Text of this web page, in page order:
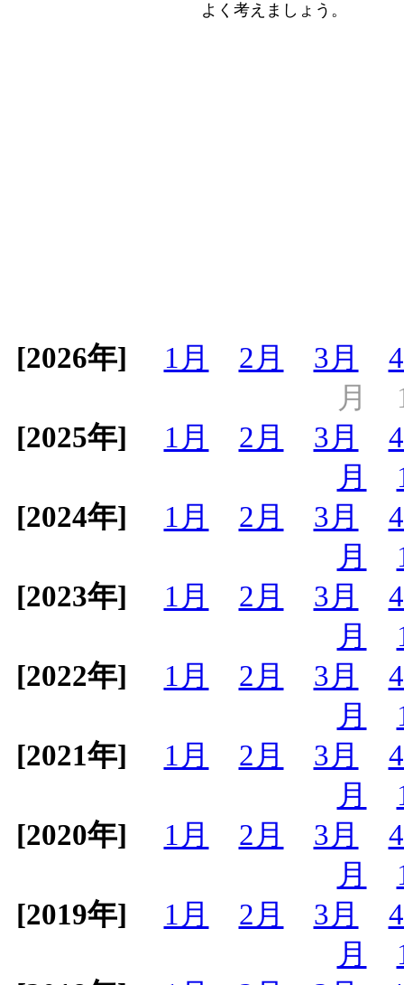
よく考えましょう。
[2026年] 1月 2月 3月
月
[2025年]
1月 2月 3月
月
[2024年]
1月 2月 3月
月
[2023年]
1月 2月 3月
月
[2022年]
1月 2月 3月
月
[2021年]
1月 2月 3月
月
[2020年]
1月 2月 3月
月
[2019年]
1月 2月 3月
月